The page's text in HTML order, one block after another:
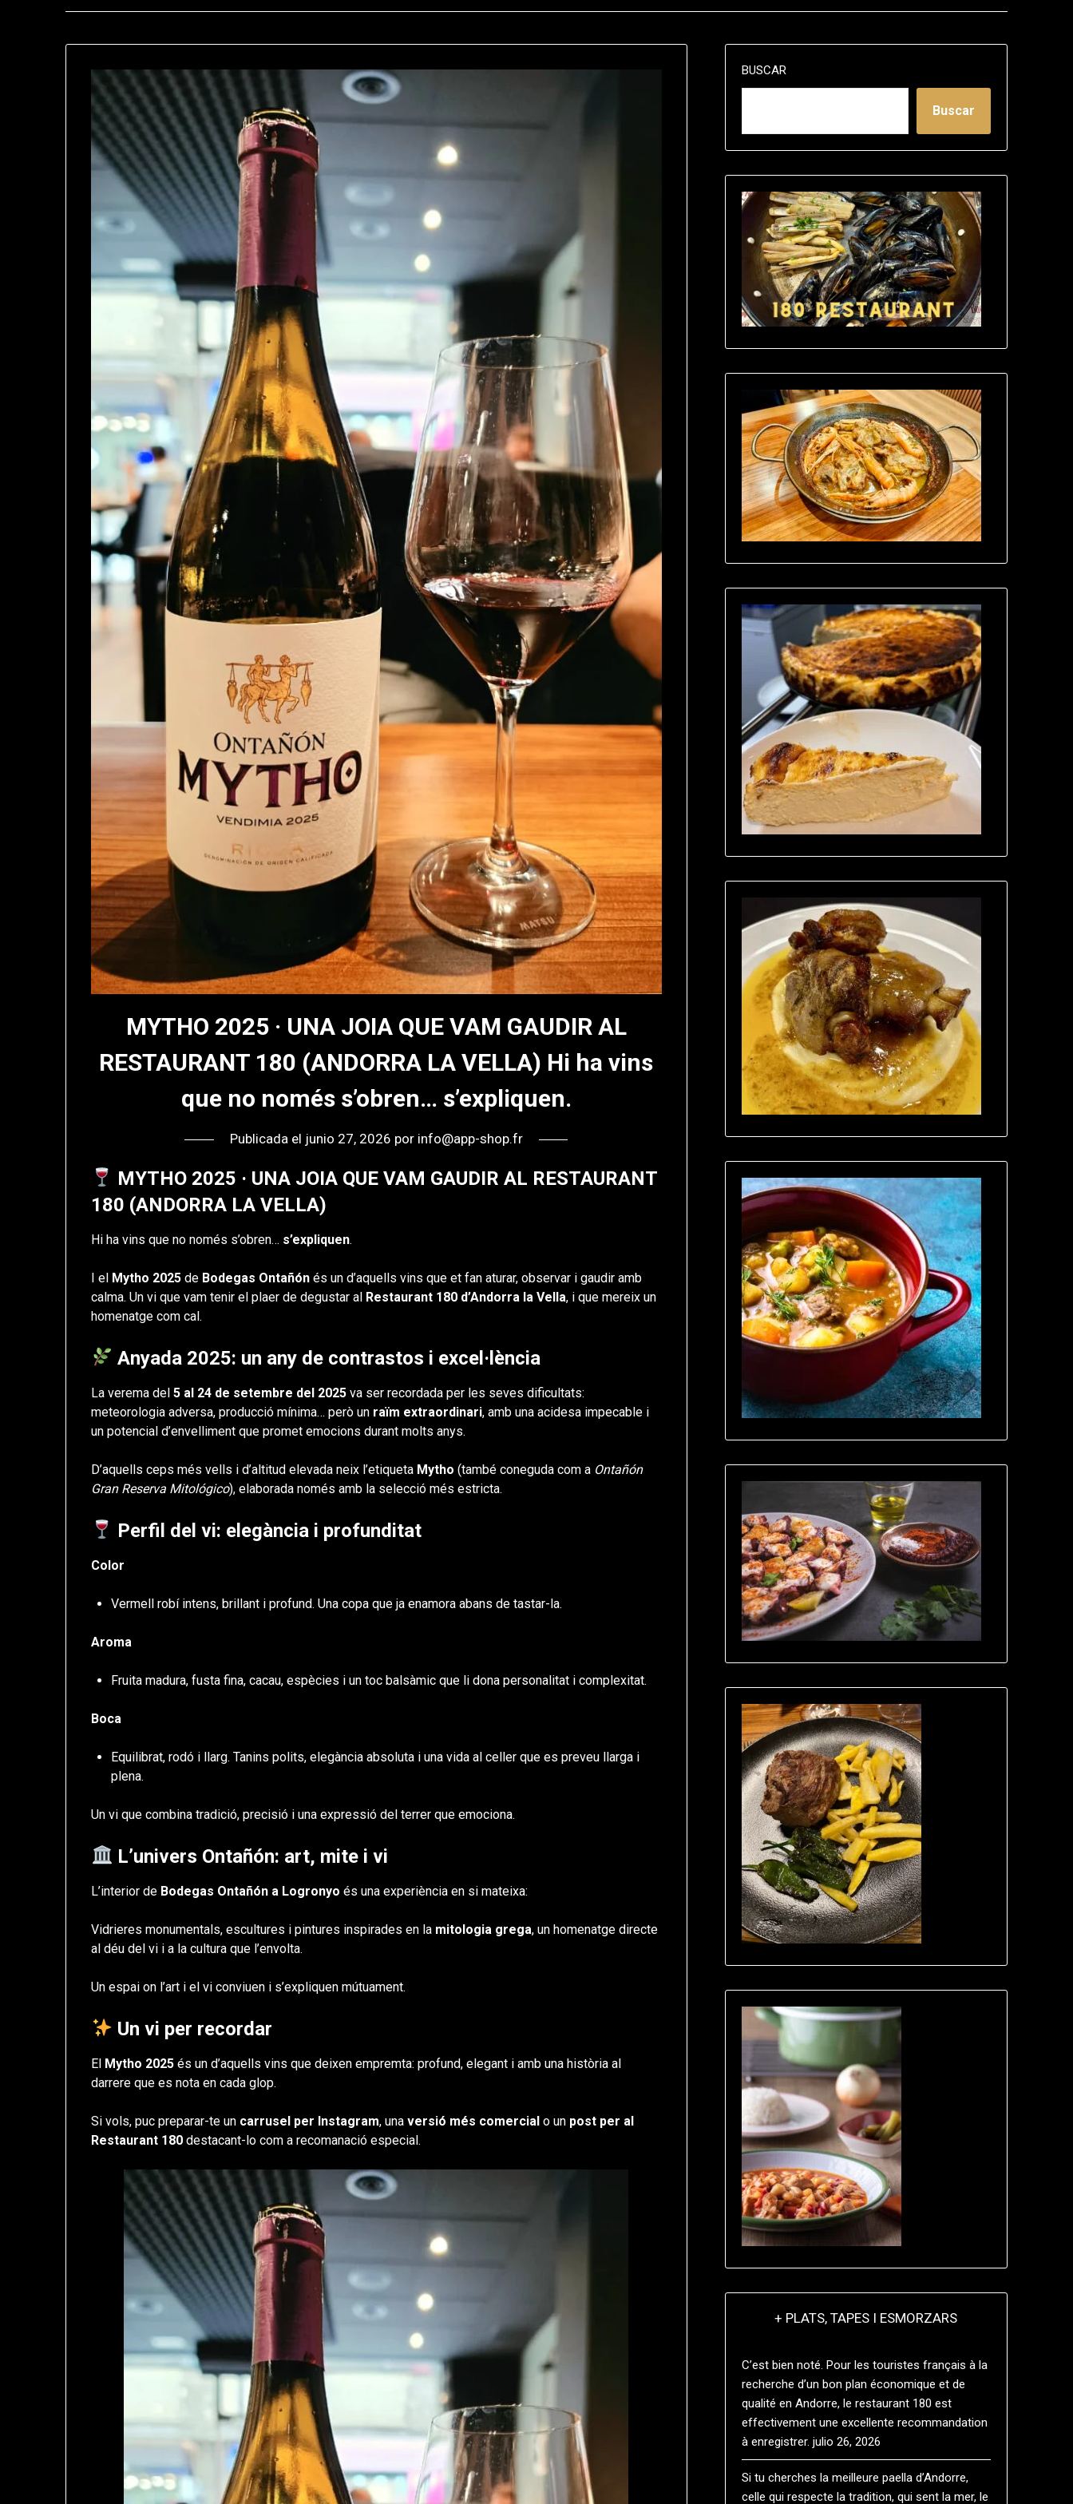
MYTHO 2025 · UNA JOIA QUE VAM GAUDIR AL
RESTAURANT 180 (ANDORRA LA VELLA) Hi ha vins
que no només s’obren… s’expliquen.
Publicada el junio 27, 2026 por info@app-shop.fr
MYTHO 2025 · UNA JOIA QUE VAM GAUDIR AL RESTAURANT
180 (ANDORRA LA VELLA)
Hi ha vins que no només s’obren… s’expliquen.
I el Mytho 2025 de Bodegas Ontañón és un d’aquells vins que et fan aturar, observar i gaudir amb
calma. Un vi que vam tenir el plaer de degustar al Restaurant 180 d’Andorra la Vella, i que mereix un
homenatge com cal.
Anyada 2025: un any de contrastos i excel·lència
La verema del5 al 24 de setembre del 2025 va ser recordada per les seves dificultats:
meteorologia adversa, producció mínima… però un raïm extraordinari, amb una acidesa impecable i
un potencial d’envelliment que promet emocions durant molts anys.
D’aquells ceps més vells i d’altitud elevada neix l’etiqueta Mytho (també coneguda com a Ontañón
Gran Reserva Mitológico), elaborada només amb la selecció més estricta.
Perfil del vi: elegància i profunditat
Color
Vermell robí intens, brillant i profund. Una copa que ja enamora abans de tastar-la.
Aroma
Fruita madura, fusta fina, cacau, espècies i un toc balsàmic que li dona personalitat i complexitat.
Boca
Equilibrat, rodó i llarg. Tanins polits, elegància absoluta i una vida al celler que es preveu llarga i
plena.
Un vi que combina tradició, precisió i una expressió del terrer que emociona.
L’univers Ontañón: art, mite i vi
L’interior de Bodegas Ontañón a Logronyo és una experiència en si mateixa:
Vidrieres monumentals, escultures i pintures inspirades en la mitologia grega, un homenatge directe
al déu del vi i a la cultura que l’envolta.
Un espai on l’art i el vi conviuen i s’expliquen mútuament.
Un vi per recordar
El Mytho 2025 és un d’aquells vins que deixen empremta: profund, elegant i amb una història al
darrere que es nota en cada glop.
Si vols, puc preparar-te un carrusel per Instagram, unaversió més comercial o un post per al
Restaurant 180 destacant-lo com a recomanació especial.
BUSCAR
Buscar
+ PLATS, TAPES I ESMORZARS
C’est bien noté. Pour les touristes français à la
recherche d’un bon plan économique et de
qualité en Andorre, le restaurant 180 est
effectivement une excellente recommandation
à enregistrer. julio 26, 2026
Si tu cherches la meilleure paella d’Andorre,
celle qui respecte la tradition, qui sent la mer, le